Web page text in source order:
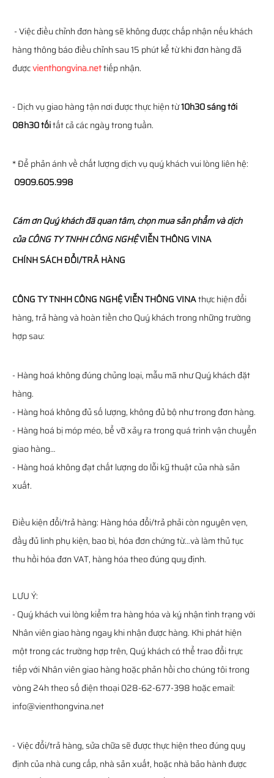
- Việc điều chỉnh đơn hàng sẽ không được chấp nhận nếu khách
hàng thông báo điều chỉnh sau 15 phút kể từ khi đơn hàng đã
đượcvienthongvina.nettiếp nhận.
- Dịch vụ giao hàng tận nơi được thực hiện từ10h30 sáng tới
08h30 tốitất cả các ngày trong tuần.
* Để phản ánh về chất lượng dịch vụ quý khách vui lòng liên hệ:
0909.605.998
Cám ơn Quý khách đã quan tâm, chọn mua sản phẩm và dịch
củaCÔNG TY TNHH CÔNG NGHỆVIỄN THÔNGVINA
CHÍNH SÁCH ĐỔI/TRẢ HÀNG
CÔNG TY TNHH CÔNG NGHỆ VIỄN THÔNG VINAthực hiện đổi
hàng, trả hàng và hoàn tiền cho Quý khách trong những trường
hợp sau:
- Hàng hoá không đúng chủng loại, mẫu mã như Quý khách đặt
hàng.
- Hàng hoá không đủ số lượng, không đủ bộ như trong đơn hàng.
- Hàng hoá bị móp méo, bể vỡ xảy ra trong quá trình vận chuyển
giao hàng…
- Hàng hoá không đạt chất lượng do lỗi kỹ thuật của nhà sản
xuất.
Điều kiện đổi/trả hàng: Hàng hóa đổi/trả phải còn nguyên vẹn,
đầy đủ linh phụ kiện, bao bì, hóa đơn chứng từ…và làm thủ tục
thu hồi hóa đơn VAT, hàng hóa theo đúng quy định.
LƯU Ý:
- Quý khách vui lòng kiểm tra hàng hóa và ký nhận tình trạng với
Nhân viên giao hàng ngay khi nhận được hàng. Khi phát hiện
một trong các trường hợp trên, Quý khách có thể trao đổi trực
tiếp với Nhân viên giao hàng hoặc phản hồi cho chúng tôi trong
vòng 24h theo số điện thoại 028-62-677-398 hoặc email:
info@vienthongvina.net
- Việc đổi/trả hàng, sửa chữa sẽ được thực hiện theo đúng quy
định của nhà cung cấp, nhà sản xuất, hoặc nhà bảo hành được